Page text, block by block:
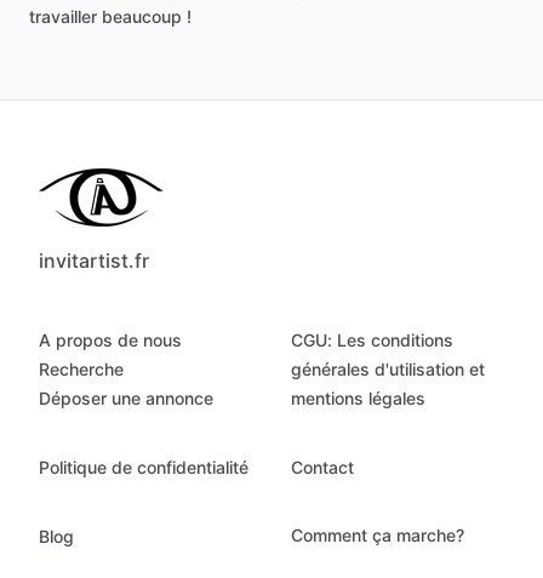
travailler beaucoup !
invitartist.fr
A propos de nous
Recherche
Déposer une annonce
CGU: Les conditions
générales d'utilisation et
mentions légales
Politique de confidentialité Contact
Blog Comment ça marche?